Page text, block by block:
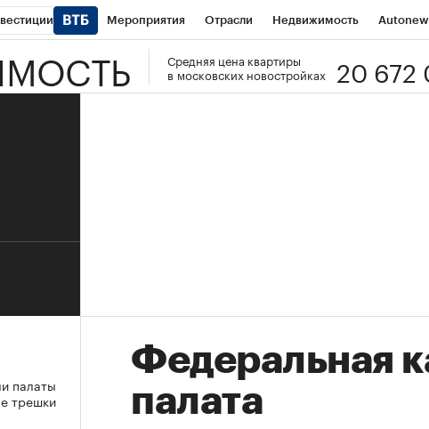
Мероприятия Отрасли Недвижимость
РБК Образование РБК Курсы РБК Life Тренды
Средняя цена квартиры
в московских новостройках
20 672
Федеральная
палата
палаты
трешки